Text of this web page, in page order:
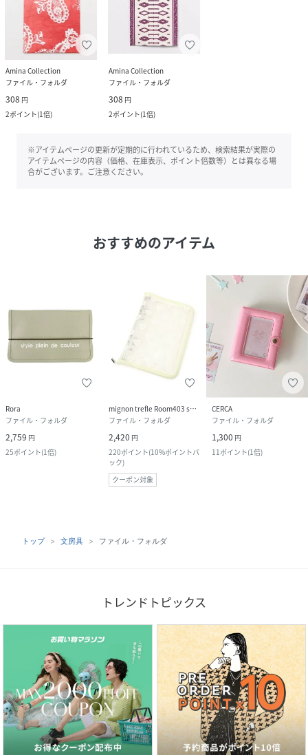
Amina Collection
ファイル・フォルダ
308 円
2ポイント(1倍)
Amina Collection
ファイル・フォルダ
308 円
2ポイント(1倍)
※アイテムページの更新が定期的に行われているため、検索結果が実際の
アイテムページの内容（価格、在庫表示、ポイント倍数等）とは異なる場
合がございます。ご注意ください。
おすすめのアイテム
Rora
ファイル・フォルダ
2,759 円
25ポイント(1倍)
mignon trefle Room403 selected
ファイル・フォルダ
2,420 円
220ポイント(10%ポイントバ
ック)
クーポン対象
CERCA
ファイル・フォルダ
1,300 円
11 ポイント(1倍)
トップ 文房具 ファイル・フォルダ
トレンドトピックス